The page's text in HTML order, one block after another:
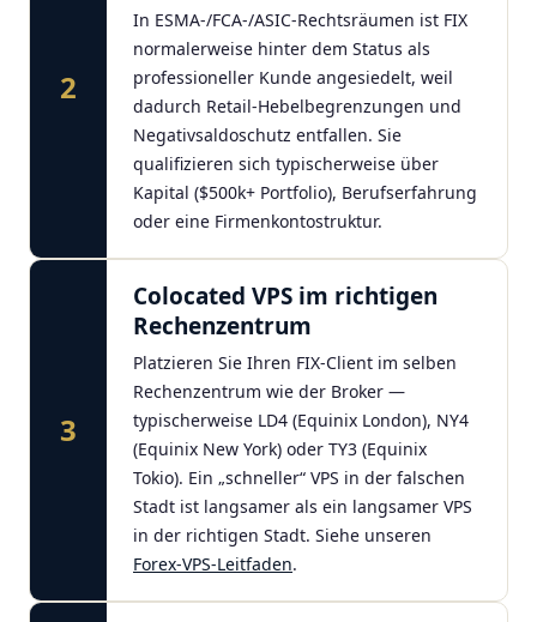
2
In ESMA-/FCA-/ASIC-Rechtsräumen ist FIX
normalerweise hinter dem Status als
professioneller Kunde angesiedelt, weil
dadurch Retail-Hebelbegrenzungen und
Negativsaldoschutz entfallen. Sie
qualifizieren sich typischerweise über
Kapital ($500k+ Portfolio), Berufserfahrung
oder eine Firmenkontostruktur.
3
Colocated VPS im richtigen
Rechenzentrum
Platzieren Sie Ihren FIX-Client im selben
Rechenzentrum wie der Broker —
typischerweise LD4 (Equinix London), NY4
(Equinix New York) oder TY3 (Equinix
Tokio). Ein „schneller“ VPS in der falschen
Stadt ist langsamer als ein langsamer VPS
in der richtigen Stadt. Siehe unseren
Forex-VPS-Leitfaden.